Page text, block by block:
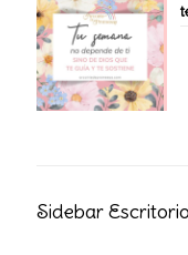
Sidebar Escritorio